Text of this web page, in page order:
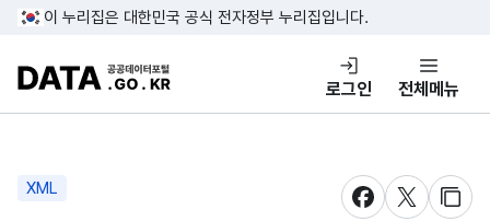
콘텐츠 바로가기
푸터 바로가기
이 누리집은 대한민국 공식 전자정부 누리집입니다.
DATA.GO.KR 공공데이터포털
로그인 전체메뉴
XML
새창 열림새창 열림
새창